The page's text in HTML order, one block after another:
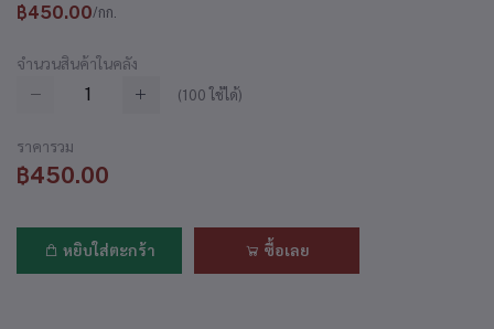
฿450.00/กก.
จำนวนสินค้าในคลัง
(100 ใช้ได้)
ราคารวม
฿450.00
หยิบใส่ตะกร้า ซื้อเลย